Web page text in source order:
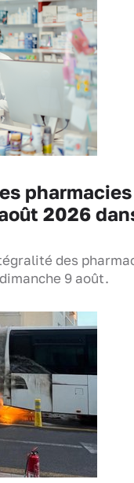
2026
des
9 août.